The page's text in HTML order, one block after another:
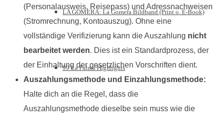
LA GOMERA: La Gomera Bildband (Print o. E-Book)
99 La Palma Highlights
(Personalausweis, Reisepass) und Adressnachweisen
(Stromrechnung, Kontoauszug). Ohne eine
vollständige Verifizierung kann die Auszahlung nicht
bearbeitet werden. Dies ist ein Standardprozess, der
der Einhaltung der gesetzlichen Vorschriften dient.
Auszahlungsmethode und Einzahlungsmethode:
Halte dich an die Regel, dass die
Auszahlungsmethode dieselbe sein muss wie die